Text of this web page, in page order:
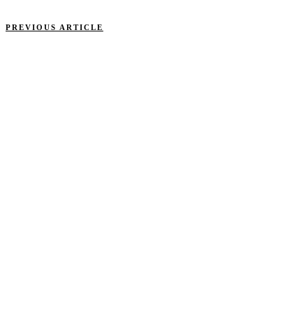
PREVIOUS ARTICLE